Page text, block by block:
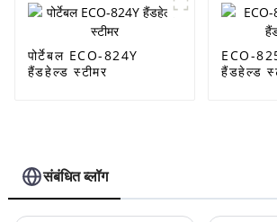
पोर्टेबल ECO-824Y
हैंडहेल्ड स्टीमर
ECO-
हैंडहेल्ड
संबंधित ब्लॉग